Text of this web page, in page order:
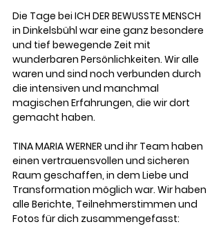
Die Tage bei ICH DER BEWUSSTE MENSCH
in Dinkelsbühl war eine ganz besondere
und tief bewegende Zeit mit
wunderbaren Persönlichkeiten. Wir alle
waren und sind noch verbunden durch
die intensiven und manchmal
magischen Erfahrungen, die wir dort
gemacht haben.
TINA MARIA WERNER und ihr Team haben
einen vertrauensvollen und sicheren
Raum geschaffen, in dem Liebe und
Transformation möglich war. Wir haben
alle Berichte, Teilnehmerstimmen und
Fotos für dich zusammengefasst: